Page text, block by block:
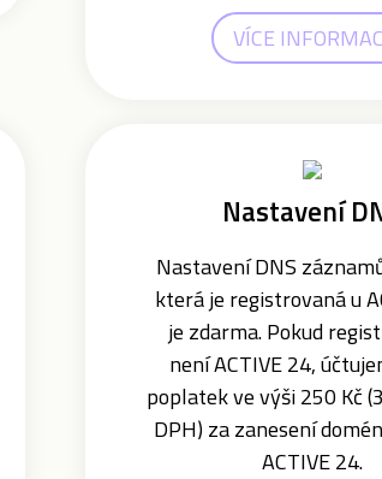
VÍCE
Nastavení
Nastavení DNS
která je registrovaná u
je zdarma. Pokud
není ACTIVE 24,
poplatek ve výši 250 Kč
DPH) za zanesení
ACTIVE 24.